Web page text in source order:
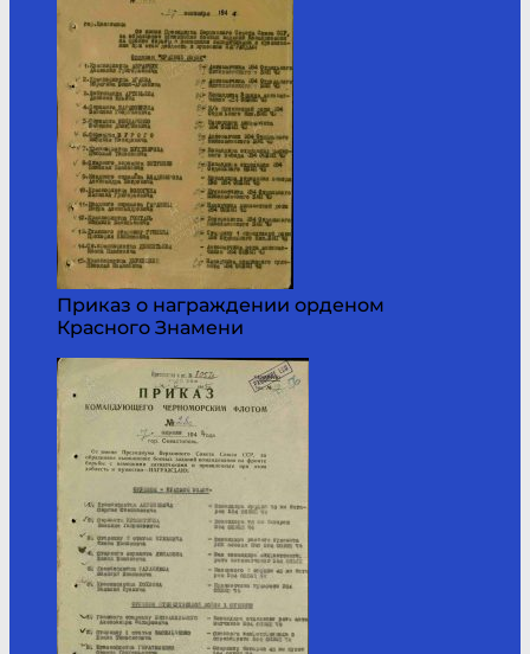
Приказ о награждении орденом
Красного Знамени